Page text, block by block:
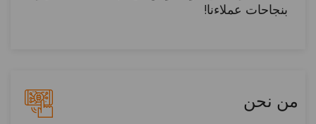
بنجاحات عملاءنا!
من نحن